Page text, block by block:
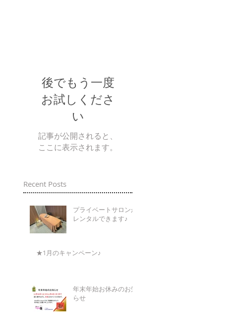
後でもう一度
お試しくださ
い
記事が公開されると、
ここに表示されます。
Recent Posts
プライベートサロンが
レンタルできます♪
★1月のキャンペーン♪
年末年始お休みのお知
らせ